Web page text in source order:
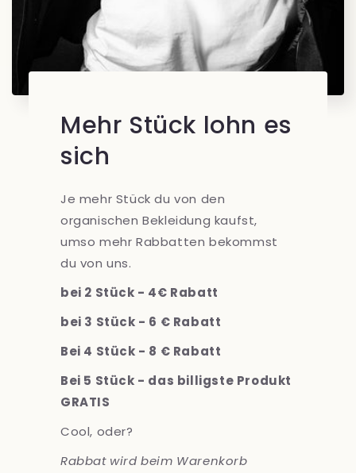
Mehr Stück lohn es
sich
Je mehr Stück du von den
organischen Bekleidung kaufst,
umso mehr Rabbatten bekommst
du von uns.
bei 2 Stück - 4€ Rabatt
bei 3 Stück - 6 € Rabatt
Bei 4 Stück - 8 € Rabatt
Bei 5 Stück - das billigste Produkt
GRATIS
Cool, oder?
Rabbat wird beim Warenkorb